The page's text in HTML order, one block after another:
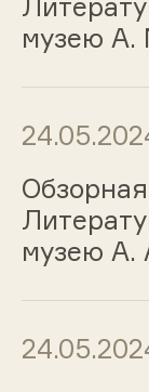
музею А.
музею А.